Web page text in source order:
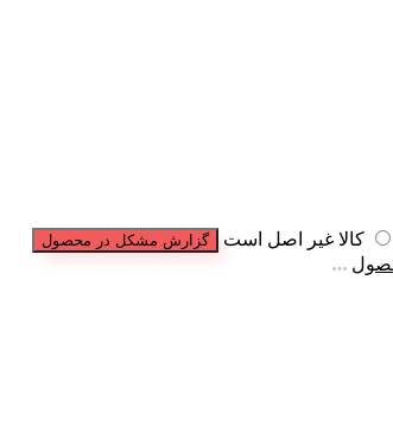
کالا غیر اصل است گزارش مشکل در محصول